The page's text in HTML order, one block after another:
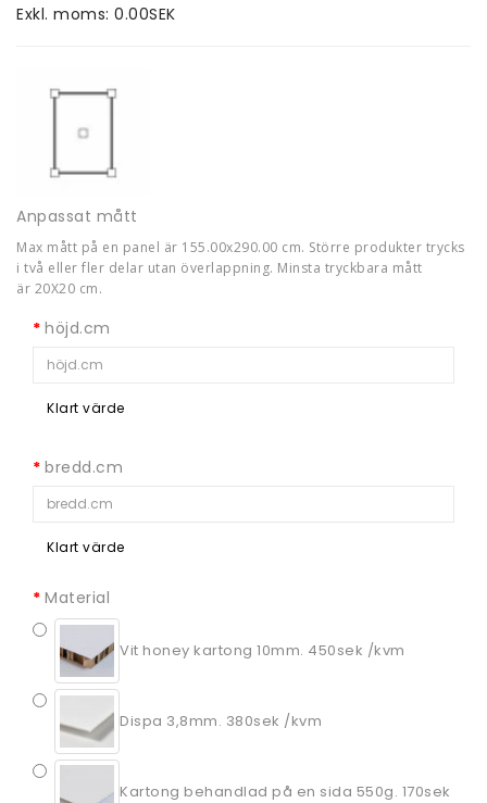
Exkl. moms: 0.00SEK
Anpassat mått
Max mått på en panel är 155.00x290.00 cm. Större produkter trycks
i två eller fler delar utan överlappning. Minsta tryckbara mått
är 20X20 cm.
höjd.cm
Klart värde
bredd.cm
Klart värde
Material
Vit honey kartong 10mm. 450sek /kvm
Dispa 3,8mm. 380sek /kvm
Kartong behandlad på en sida 550g. 170sek